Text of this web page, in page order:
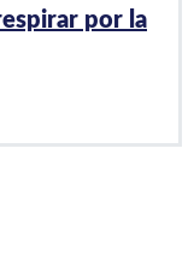
por la